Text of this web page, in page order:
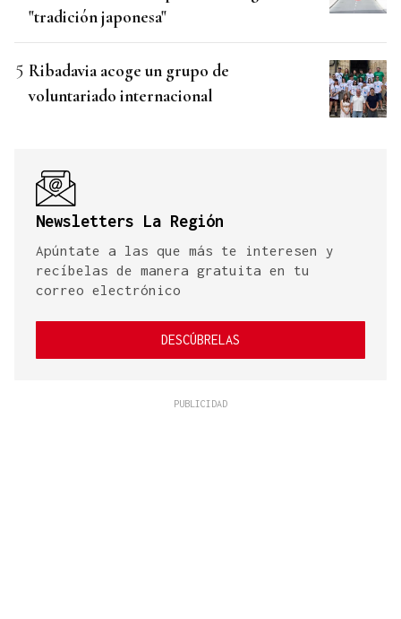
"tradición japonesa"
Ribadavia acoge un grupo de
voluntariado internacional
Newsletters La Región
Apúntate a las que más te interesen y
recíbelas de manera gratuita en tu
correo electrónico
DESCÚBRELAS